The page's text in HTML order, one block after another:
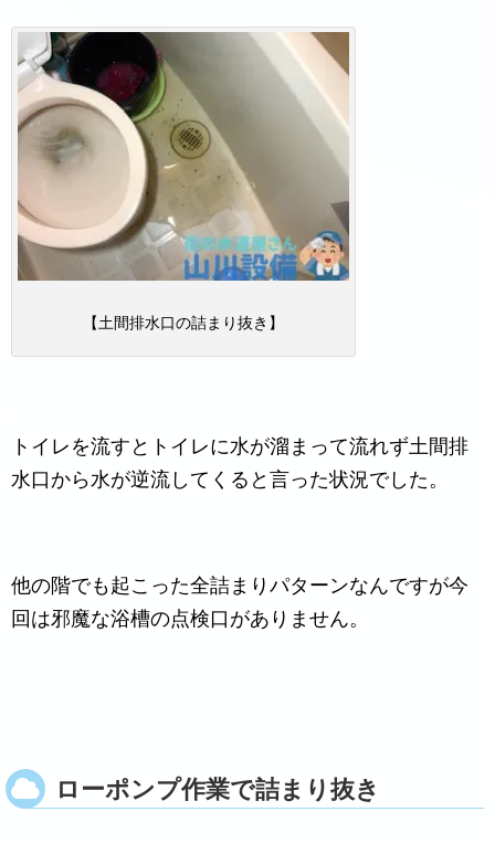
【土間排水口の詰まり抜き】
トイレを流すとトイレに水が溜まって流れず土間排
水口から水が逆流してくると言った状況でした。
他の階でも起こった全詰まりパターンなんですが今
回は邪魔な浴槽の点検口がありません。
ローポンプ作業で詰まり抜き